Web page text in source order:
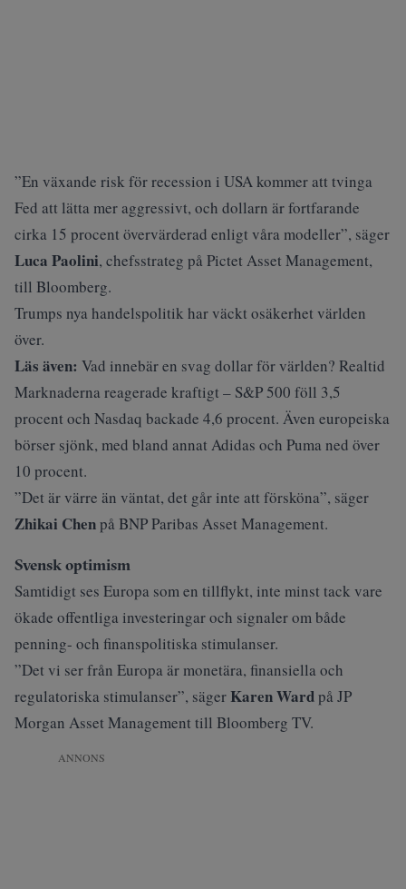
”En växande risk för recession i USA kommer att tvinga
Fed att lätta mer aggressivt, och dollarn är fortfarande
cirka 15 procent övervärderad enligt våra modeller”, säger
Luca Paolini, chefsstrateg på Pictet Asset Management,
till Bloomberg.
Trumps nya handelspolitik har väckt osäkerhet världen
över.
Läs även: Vad innebär en svag dollar för världen? Realtid
Marknaderna reagerade kraftigt – S&P 500 föll 3,5
procent och Nasdaq backade 4,6 procent. Även europeiska
börser sjönk, med bland annat Adidas och Puma ned över
10 procent.
”Det är värre än väntat, det går inte att försköna”, säger
Zhikai Chenpå BNP Paribas Asset Management.
Svensk optimism
Samtidigt ses Europa som en tillflykt, inte minst tack vare
ökade offentliga investeringaroch signaler om både
penning- och finanspolitiska stimulanser.
”Det vi ser från Europa är monetära, finansiella och
regulatoriska stimulanser”, sägerKaren Wardpå JP
Morgan Asset Management till Bloomberg TV.
ANNONS